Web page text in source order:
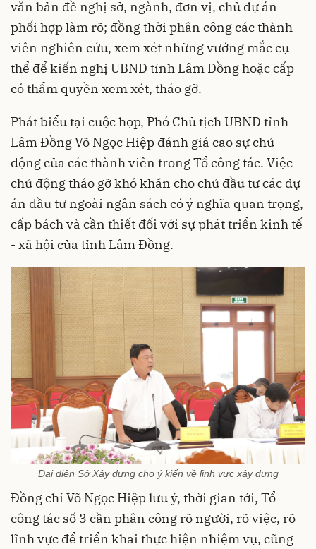
văn bản đề nghị sở, ngành, đơn vị, chủ dự án
phối hợp làm rõ; đồng thời phân công các thành
viên nghiên cứu, xem xét những vướng mắc cụ
thể để kiến nghị UBND tỉnh Lâm Đồng hoặc cấp
có thẩm quyền xem xét, tháo gỡ.
Phát biểu tại cuộc họp, Phó Chủ tịch UBND tỉnh
Lâm Đồng Võ Ngọc Hiệp đánh giá cao sự chủ
động của các thành viên trong Tổ công tác. Việc
chủ động tháo gỡ khó khăn cho chủ đầu tư các dự
án đầu tư ngoài ngân sách có ý nghĩa quan trọng,
cấp bách và cần thiết đối với sự phát triển kinh tế
- xã hội của tỉnh Lâm Đồng.
Đại diện Sở Xây dựng cho ý kiến về lĩnh vực xây dựng
Đồng chí Võ Ngọc Hiệp lưu ý, thời gian tới, Tổ
công tác số 3 cần phân công rõ người, rõ việc, rõ
lĩnh vực để triển khai thực hiện nhiệm vụ, cũng